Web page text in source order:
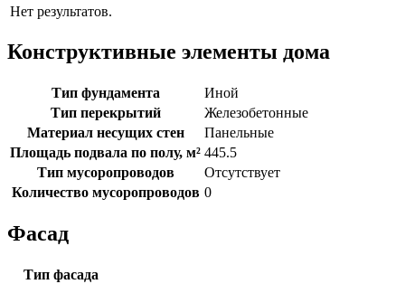
Нет результатов.
Конструктивные элементы дома
Тип фундамента
Иной
Тип перекрытий
Железобетонные
Материал несущих стен
Панельные
Площадь подвала по полу, м² 445.5
Тип мусоропроводов
Отсутствует
Количество мусоропроводов 0
Фасад
Тип фасада